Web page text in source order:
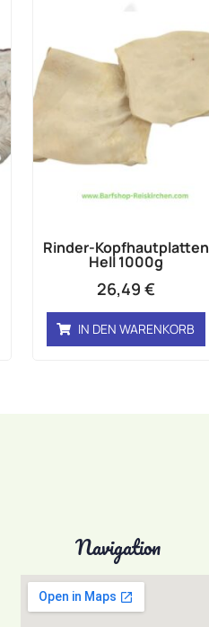
Rinder-Kopfhautplatten
Hell 1000g
26,49 €
IN DEN WARENKORB
Navigation